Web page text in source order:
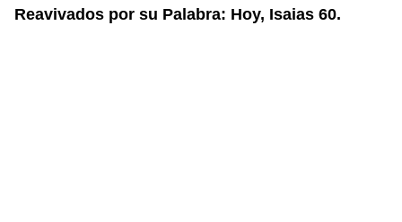
Reavivados por su Palabra: Hoy, Isaias 60.